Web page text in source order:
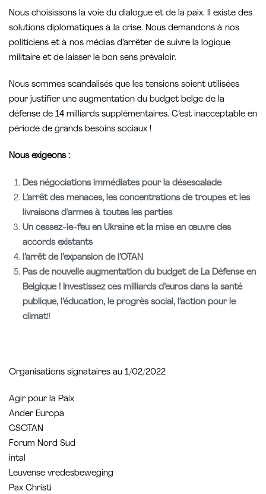
Nous choisissons la voie du dialogue et de la paix. Il existe des
solutions diplomatiques à la crise. Nous demandons à nos
politiciens et à nos médias d’arrêter de suivre la logique
militaire et de laisser le bon sens prévaloir.
Nous sommes scandalisés que les tensions soient utilisées
pour justifier une augmentation du budget belge de la
défense de 14 milliards supplémentaires. C’est inacceptable en
période de grands besoins sociaux !
Nous exigeons:
Des négociations immédiates pour la désescalade
L’arrêt des menaces, les concentrations de troupes et les
livraisons d’armes à toutes les parties
Un cessez-le-feu en Ukraine et la mise en œuvre des
accords existants
l’arrêt de l’expansion de l’OTAN
Pas de nouvelle augmentation du budget de La Défense en
Belgique ! Investissez ces milliards d’euros dans la santé
publique, l’éducation, le progrès social, l’action pour le
climat!!
Organisations signataires au 1/02/2022
Agir pour la Paix
Ander Europa
CSOTAN
Forum Nord Sud
intal
Leuvense vredesbeweging
Pax Christi